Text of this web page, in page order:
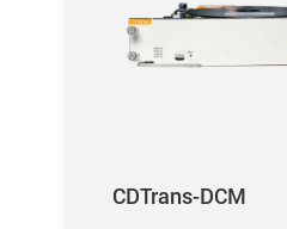
CDTrans-DCM